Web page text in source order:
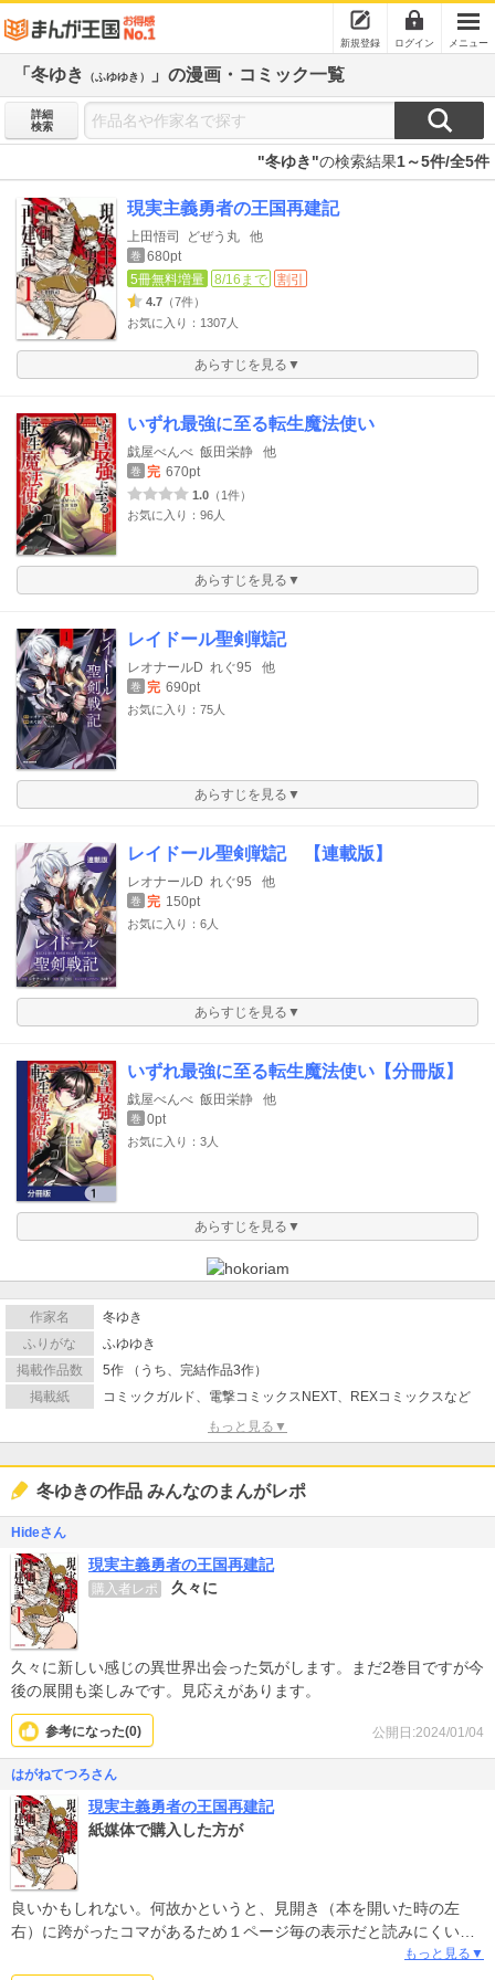
新規登録 ログイン メニュー
「冬ゆき （ふゆゆき） 」の漫画・コミック一覧
詳細
検索
"冬ゆき"の検索結果1～5件/全5件
現実主義勇者の王国再建記
上田悟司 どぜう丸 他
巻 680pt
5冊無料増量
8/16まで 割引
4.7 （7件）
お気に入り：1307人
あらすじを見る▼
いずれ最強に至る転生魔法使い
戯屋べんべ 飯田栄静 他
巻 完 670pt
1.0 （1件）
お気に入り：96人
あらすじを見る▼
レイドール聖剣戦記
レオナールD れぐ95 他
巻 完 690pt
お気に入り：75人
あらすじを見る▼
レイドール聖剣戦記 【連載版】
レオナールD れぐ95 他
巻 完 150pt
お気に入り：6人
あらすじを見る▼
いずれ最強に至る転生魔法使い【分冊版】
戯屋べんべ 飯田栄静 他
巻 0pt
お気に入り：3人
あらすじを見る▼
作家名
冬ゆき
ふりがな
ふゆゆき
掲載作品数
5作 （うち、完結作品3作）
掲載紙
コミックガルド、電撃コミックスNEXT、REXコミックスなど
もっと見る▼
冬ゆきの作品 みんなのまんがレポ
Hideさん
現実主義勇者の王国再建記
購入者レポ 久々に
久々に新しい感じの異世界出会った気がします。まだ2巻目ですが今
後の展開も楽しみです。見応えがあります。
公開日:2024/01/04
参考になった(0)
はがねてつろさん
現実主義勇者の王国再建記
紙媒体で購入した方が
良いかもしれない。何故かというと、見開き（本を開いた時の左
右）に跨がったコマがあるため１ページ毎の表示だと読みにくい箇
所が散見されます…… 縦スクロールではないのでまだマシですが。
もっと見る▼